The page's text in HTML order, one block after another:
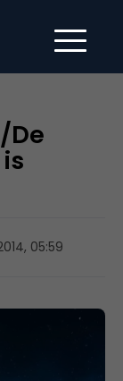
De
05:59